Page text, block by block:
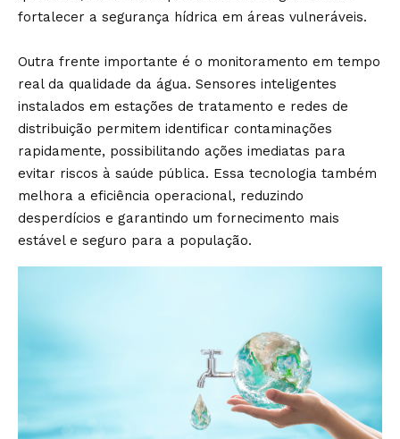
fortalecer a segurança hídrica em áreas vulneráveis.
Outra frente importante é o monitoramento em tempo
real da qualidade da água. Sensores inteligentes
instalados em estações de tratamento e redes de
distribuição permitem identificar contaminações
rapidamente, possibilitando ações imediatas para
evitar riscos à saúde pública. Essa tecnologia também
melhora a eficiência operacional, reduzindo
desperdícios e garantindo um fornecimento mais
estável e seguro para a população.